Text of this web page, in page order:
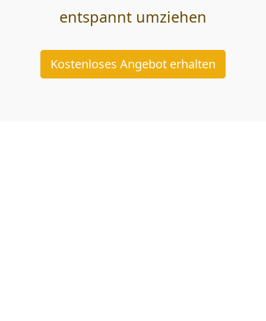
entspannt umziehen
Kostenloses Angebot erhalten